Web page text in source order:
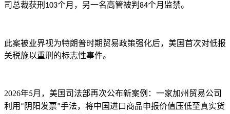
司总裁获刑 103个月，另一名高管被判 84个月监禁。
此案被业界视为特朗普时期贸易政策强化后，美国首次对低报
关税施以重刑的标志性事件。
2026年5月，美国司法部再次公布新案例：一家加州贸易公司
利用 “ 阴阳发票”手法，将中国进口商品申报价值压低至真实货